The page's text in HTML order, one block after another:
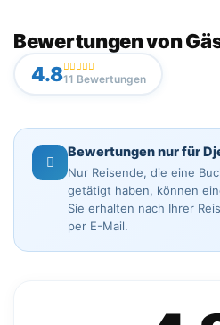
Zusätzliche Versicherung (optional)
Bewertungen von
4.811 Bewertungen
Bewertungen nur für
Nur Reisende, die eine
getätigt haben, können
Sie erhalten nach Ihrer
per E-Mail.